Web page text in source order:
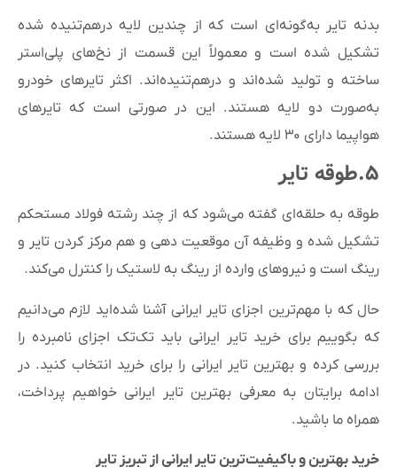
بدنه تایر به‌گونه‌ای است که از چندین لایه درهم‌تنیده شده
تشکیل شده است و معمولاً این قسمت از نخ‌های پلی‌استر
ساخته و تولید شده‌اند و درهم‌تنیده‌اند. اکثر تایرهای خودرو
به‌صورت دو لایه هستند. این در صورتی است که تایرهای
هواپیما دارای ۳۰ لایه هستند.
۵.طوقه تایر
طوقه به حلقه‌ای گفته می‌شود که از چند رشته فولاد مستحکم
تشکیل شده و وظیفه آن موقعیت دهی و هم مرکز کردن تایر و
رینگ است و نیروهای وارده از رینگ به لاستیک را کنترل می‌کند.
حال که با مهم‌ترین اجزای تایر ایرانی آشنا شده‌اید لازم می‌دانیم
که بگوییم برای خرید تایر ایرانی باید تک‌تک اجزای نامبرده را
بررسی کرده و بهترین تایر ایرانی را برای خرید انتخاب کنید. در
ادامه برایتان به معرفی بهترین تایر ایرانی خواهیم پرداخت،
همراه ما باشید.
خرید بهترین و باکیفیت‌ترین تایر ایرانی از تبریز تایر